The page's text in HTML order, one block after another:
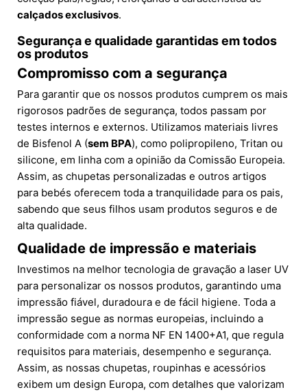
calçados exclusivos.
Segurança e qualidade garantidas em todos
os produtos
Compromisso com a segurança
Para garantir que os nossos produtos cumprem os mais
rigorosos padrões de segurança, todos passam por
testes internos e externos. Utilizamos materiais livres
de Bisfenol A (sem BPA), como polipropileno, Tritan ou
silicone, em linha com a opinião da Comissão Europeia.
Assim, as chupetas personalizadas e outros artigos
para bebés oferecem toda a tranquilidade para os pais,
sabendo que seus filhos usam produtos seguros e de
alta qualidade.
Qualidade de impressão e materiais
Investimos na melhor tecnologia de gravação a laser UV
para personalizar os nossos produtos, garantindo uma
impressão fiável, duradoura e de fácil higiene. Toda a
impressão segue as normas europeias, incluindo a
conformidade com a norma NF EN 1400+A1, que regula
requisitos para materiais, desempenho e segurança.
Assim, as nossas chupetas, roupinhas e acessórios
exibem um design Europa, com detalhes que valorizam